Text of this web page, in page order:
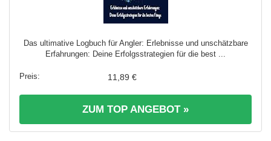
Das ultimative Logbuch für Angler: Erlebnisse und unschätzbare
Erfahrungen: Deine Erfolgsstrategien für die best ...
11,89 €
ZUM TOP ANGEBOT »